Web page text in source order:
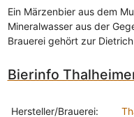
Ein Märzenbier aus dem
Mineralwasser aus der
Brauerei gehört zur
Bierinfo
Hersteller/Brauerei: